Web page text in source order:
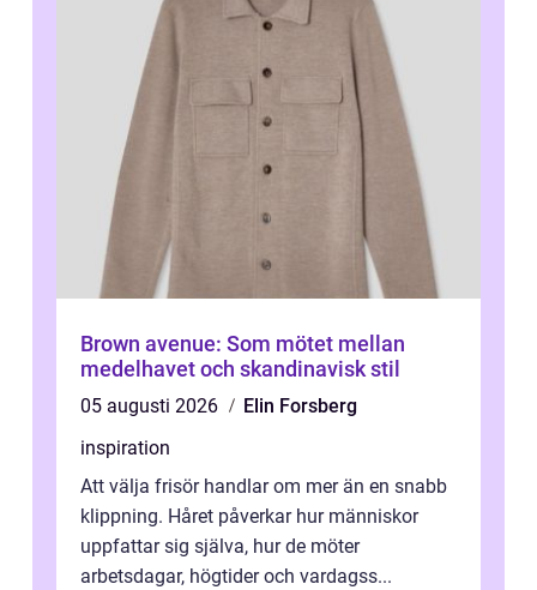
Brown avenue: Som mötet mellan
medelhavet och skandinavisk stil
05 augusti 2026
Elin Forsberg
inspiration
Att välja frisör handlar om mer än en snabb
klippning. Håret påverkar hur människor
uppfattar sig själva, hur de möter
arbetsdagar, högtider och vardagss...